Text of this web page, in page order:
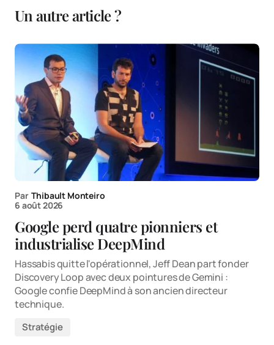
Un autre article ?
Par Thibault Monteiro
6 août 2026
Google perd quatre pionniers et
industrialise DeepMind
Hassabis quitte l'opérationnel, Jeff Dean part fonder
Discovery Loop avec deux pointures de Gemini :
Google confie DeepMind à son ancien directeur
technique.
Stratégie